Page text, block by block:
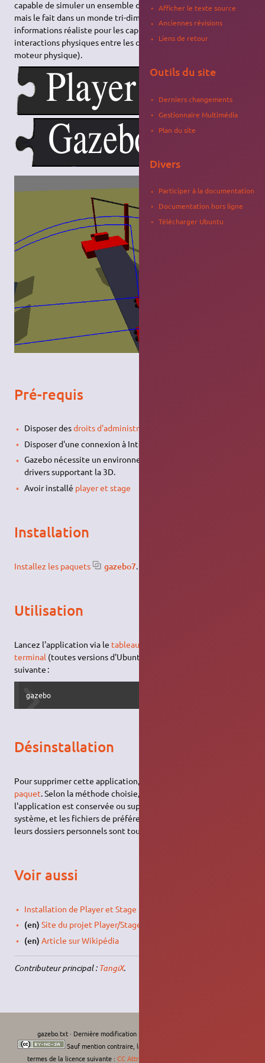
capable de simuler un ensemble de robots, capteurs et objets,
mais le fait dans un monde tri-dimensionnel. Il génère des
informations réaliste pour les capteurs et simule les
interactions physiques entre les objets (en intégrant un
moteur physique).
Pré-requis
Disposer desdroits d'administration
Disposer d'une connexion à Internet configurée et activée.
Gazebo nécessite un environnement graphique ainsi que des
drivers supportant la 3D.
Avoir installé player et stage
Installation
Installez les paquets gazebo7.
Utilisation
Lancez l'application via le tableau de bord
terminal (toutes versions d'Ubuntu) avec la
suivante :
gazebo
Désinstallation
Pour supprimer cette application, il suffit de
paquet . Selon la méthode choisie, le configuration globale de
l'application est conservée ou supprimée. Les journaux du
système, et les fichiers de préférence des utilisateurs dans
leurs dossiers personnels sont toujours conservés.
Voir aussi
Installation de Player et Stage
(en) Site du projet Player/Stage/Gazebo
(en) Article sur Wikipédia
Contributeur principal : TangiX.
gazebo.txt· Dernière modification :
Sauf mention contraire, le contenu de ce wiki est placé sous les
termes de la licence suivante : CC Attribution-Noncommercial-Share Alike 4.0
Afficher le texte source
Anciennes révisions
Liens de retour
Outils du site
Derniers changements
Gestionnaire Multimédia
Plan du site
Divers
Participer à la documentation
Documentation hors ligne
Télécharger Ubuntu